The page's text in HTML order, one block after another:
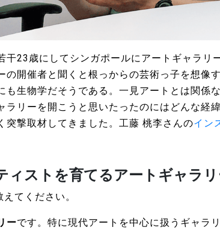
干23歳にしてシンガポールにアートギャラリ
の開催者と聞くと根っからの芸術っ子を想像
も生物学だそうである。一見アートとは関係
ラリーを開こうと思いたったのにはどんな経
突撃取材してきました。工藤 桃李さんのイン
ィストを育てるアートギャラ
てください。
ーです。特に現代アートを中心に扱うギャラ